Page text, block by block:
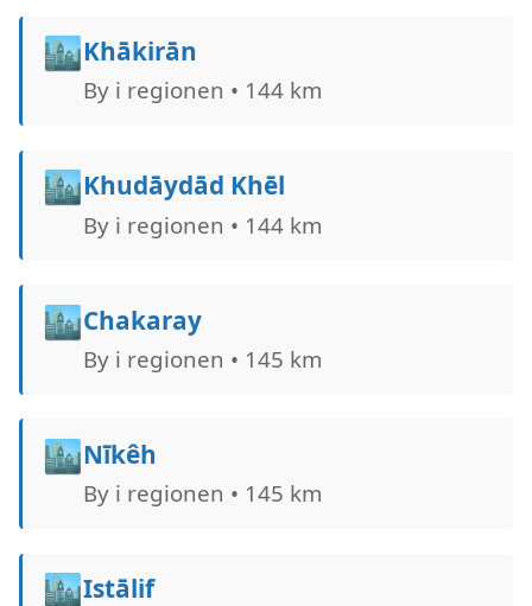
🏙️Khākirān
By i regionen • 144 km
🏙️Khudāydād Khēl
By i regionen • 144 km
🏙️Chakaray
By i regionen • 145 km
🏙️Nīkêh
By i regionen • 145 km
🏙️Istālif